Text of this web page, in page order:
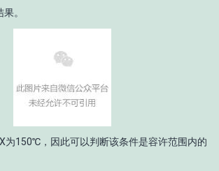
。
为150℃，因此可以判断该条件是容许范围内的